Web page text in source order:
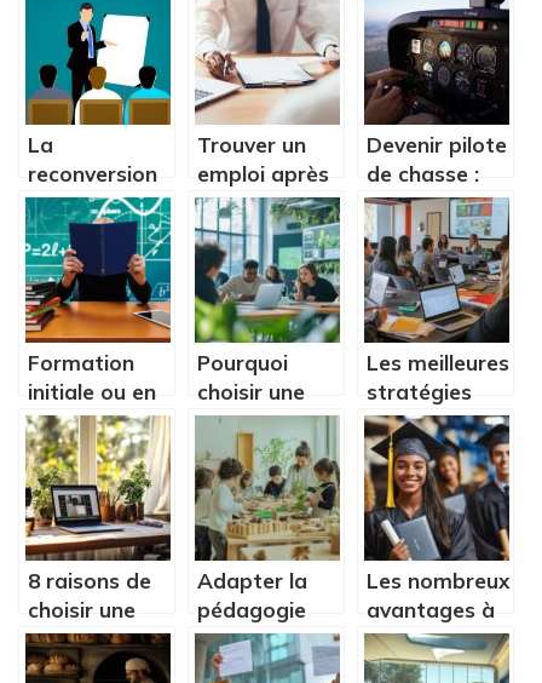
la maison
dans votre
entreprise
La
reconversion
professionnelle,
qu’est-ce que
c’est ?
Trouver un
emploi après
son diplôme,
les méthodes.
Devenir pilote
de chasse :
comment
faire et quelle
formation
suivre ?
Formation
initiale ou en
alternance :
quel est la
meilleure
porte
d’entree vers
le marche du
travail ?
Pourquoi
choisir une
formation en
maîtrise de
l’énergie pour
un avenir
durable ?
Les meilleures
stratégies
pour réussir
sa formation
freelance
8 raisons de
choisir une
formation
couture à
Adapter la
pédagogie
Freinet en
maternelle :
Les nombreux
avantages à
obtenir un
CAP pour une